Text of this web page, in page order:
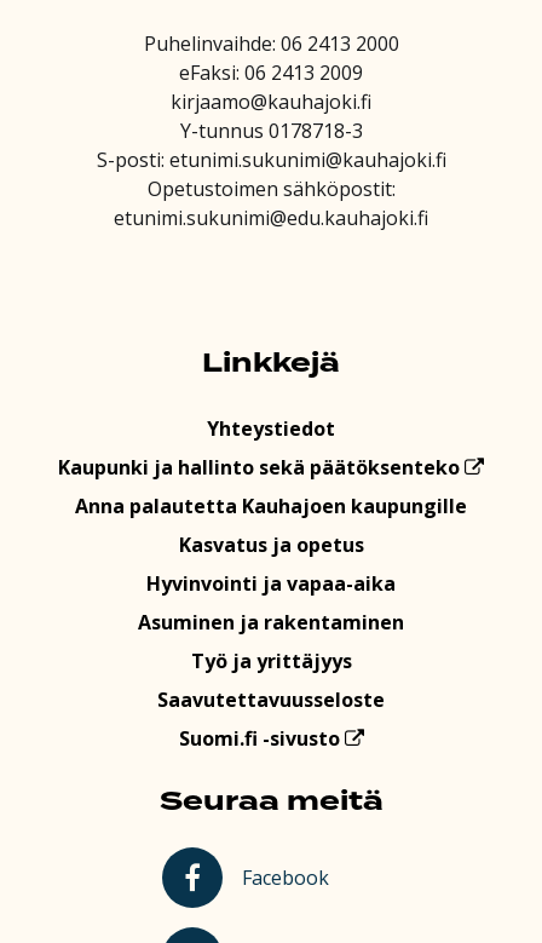
Puhelinvaihde: 06 2413 2000
eFaksi: 06 2413 2009
kirjaamo@kauhajoki.fi
Y-tunnus 0178718-3
S-posti: etunimi.sukunimi@kauhajoki.fi
Opetustoimen sähköpostit:
etunimi.sukunimi@edu.kauhajoki.fi
Linkkejä
Yhteystiedot
Kaupunki ja hallinto sekä päätöksenteko
Anna palautetta Kauhajoen kaupungille
Kasvatus ja opetus
Hyvinvointi ja vapaa-aika
Asuminen ja rakentaminen
Työ ja yrittäjyys
Saavutettavuusseloste
Suomi.fi -sivusto
Seuraa meitä
Kauhajoki Facebookissa
Facebook